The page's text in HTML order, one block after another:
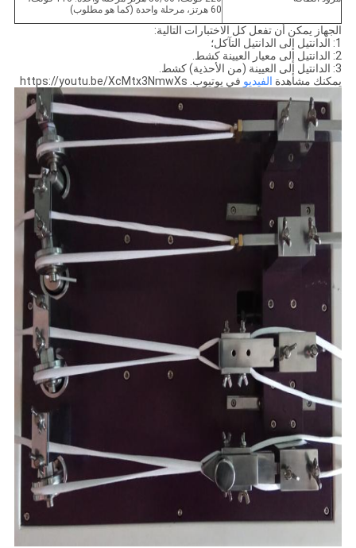
60 هرتز، مرحلة واحدة (كما هو مطلوب)
الجهاز يمكن أن تفعل كل الاختبارات التالية:
1: الدانتيل إلى الدانتيل التآكل؛
2: الدانتيل إلى معيار العيينة كشط.
3: الدانتيل إلى العيينة (من الأحذية) كشط.
يمكنك مشاهدة الفيديو في يوتيوب. https://youtu.be/XcMtx3NmwXs